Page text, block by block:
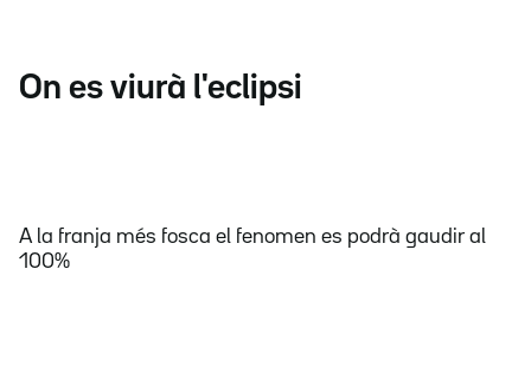
On es viurà l'eclipsi
A la franja més fosca el fenomen es podrà gaudir al
100%